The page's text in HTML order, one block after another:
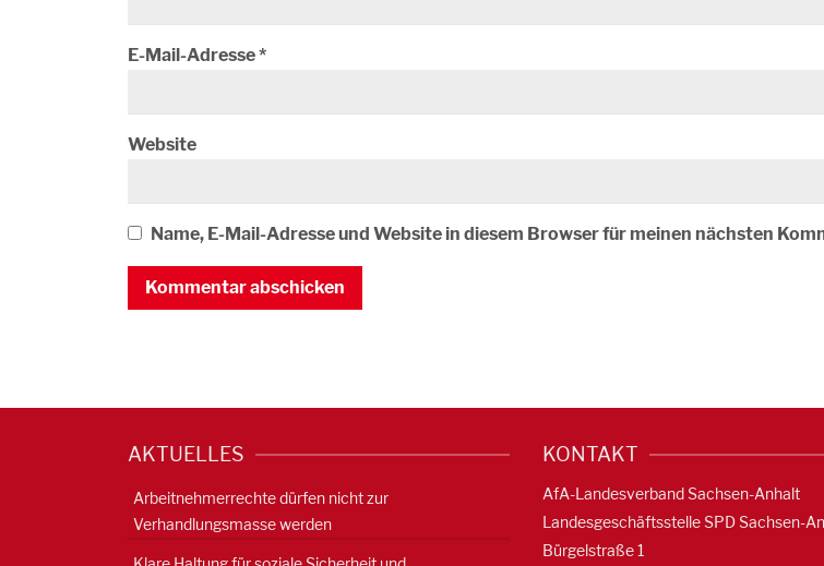
E-Mail-Adresse*
Website
Name, E-Mail-Adresse und Website in diesem Browser für meinen nächsten
AKTUELLES
Arbeitnehmerrechte dürfen nicht zur
Verhandlungsmasse werden
KONTAKT
AfA-Landesverband Sachsen-Anhalt
Landesgeschäftsstelle SPD Sachsen-
Bürgelstraße 1